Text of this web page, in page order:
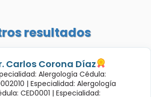
resultados
Carlos Corona Díaz
Alergología Cédula:
| Especialidad: Alergología
CED0001 | Especialidad: